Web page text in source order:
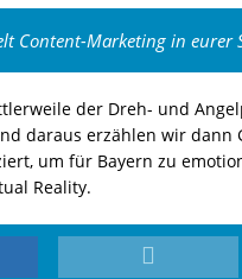
Content-Marketing in eurer
der Dreh- und
daraus erzählen wir
um für Bayern zu
Reality.